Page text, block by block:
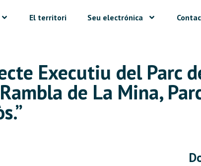
El territori Seu electrónica
Executiu del Parc
de La Mina,